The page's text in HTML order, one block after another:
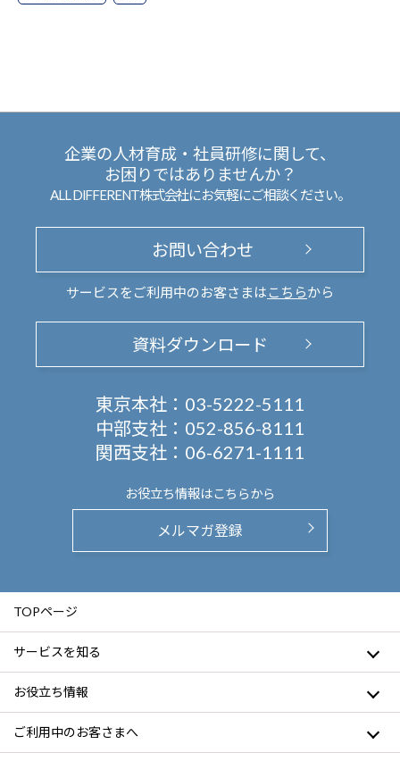
企業の人材育成・社員研修に関して、
お困りではありませんか？
ALL DIFFERENT株式会社にお気軽にご相談ください。
お問い合わせ
サービスをご利用中のお客さまは こちらから
資料ダウンロード
東京本社： 03-5222-5111
中部支社： 052-856-8111
関西支社： 06-6271-1111
お役立ち情報はこちらから
メルマガ登録
TOPページ
サービスを知る
お役立ち情報
ご利用中のお客さまへ